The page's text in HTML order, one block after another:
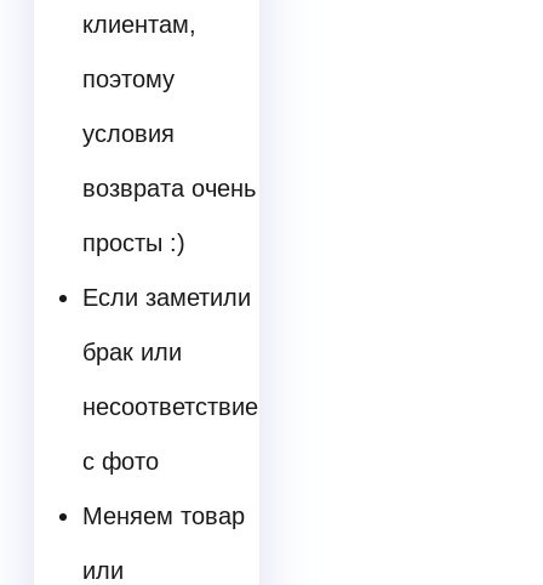
клиентам,
поэтому
условия
возврата очень
просты :)
Если заметили
брак или
несоответствие
с фото
Меняем товар
или